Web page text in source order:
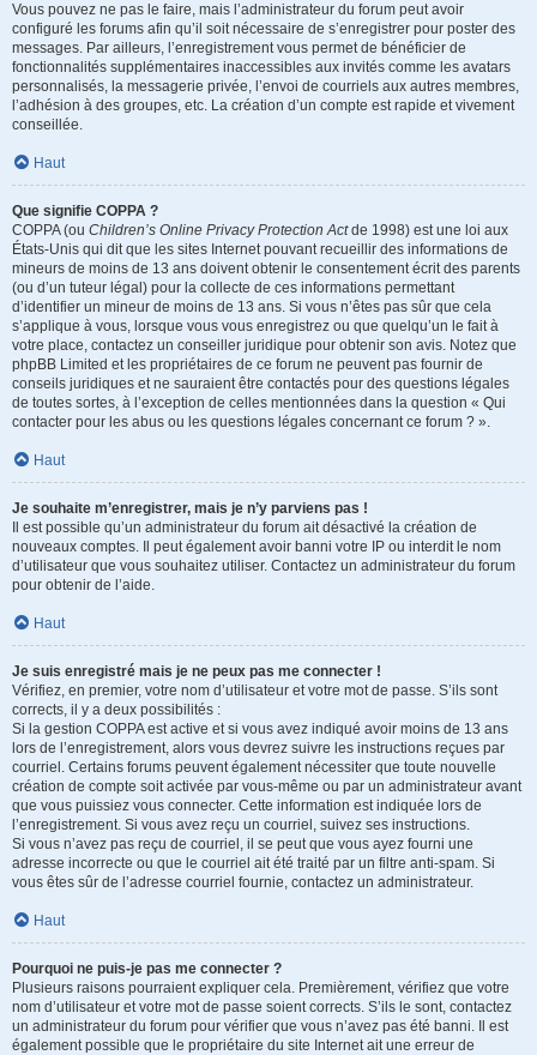
Vous pouvez ne pas le faire, mais l’administrateur du forum peut avoir
configuré les forums afin qu’il soit nécessaire de s’enregistrer pour poster des
messages. Par ailleurs, l’enregistrement vous permet de bénéficier de
fonctionnalités supplémentaires inaccessibles aux invités comme les avatars
personnalisés, la messagerie privée, l’envoi de courriels aux autres membres,
l’adhésion à des groupes, etc. La création d’un compte est rapide et vivement
conseillée.
Haut
Que signifie COPPA ?
COPPA (ou Children’s Online Privacy Protection Actde 1998) est une loi aux
États-Unis qui dit que les sites Internet pouvant recueillir des informations de
mineurs de moins de 13 ans doivent obtenir le consentement écrit des parents
(ou d’un tuteur légal) pour la collecte de ces informations permettant
d’identifier un mineur de moins de 13 ans. Si vous n’êtes pas sûr que cela
s’applique à vous, lorsque vous vous enregistrez ou que quelqu’un le fait à
votre place, contactez un conseiller juridique pour obtenir son avis. Notez que
phpBB Limited et les propriétaires de ce forum ne peuvent pas fournir de
conseils juridiques et ne sauraient être contactés pour des questions légales
de toutes sortes, à l’exception de celles mentionnées dans la question « Qui
contacter pour les abus ou les questions légales concernant ce forum ? ».
Haut
Je souhaite m’enregistrer, mais je n’y parviens pas !
Il est possible qu’un administrateur du forum ait désactivé la création de
nouveaux comptes. Il peut également avoir banni votre IP ou interdit le nom
d’utilisateur que vous souhaitez utiliser. Contactez un administrateur du forum
pour obtenir de l’aide.
Haut
Je suis enregistré mais je ne peux pas me connecter !
Vérifiez, en premier, votre nom d’utilisateur et votre mot de passe. S’ils sont
corrects, il y a deux possibilités :
Si la gestion COPPA est active et si vous avez indiqué avoir moins de 13 ans
lors de l’enregistrement, alors vous devrez suivre les instructions reçues par
courriel. Certains forums peuvent également nécessiter que toute nouvelle
création de compte soit activée par vous-même ou par un administrateur avant
que vous puissiez vous connecter. Cette information est indiquée lors de
l’enregistrement. Si vous avez reçu un courriel, suivez ses instructions.
Si vous n’avez pas reçu de courriel, il se peut que vous ayez fourni une
adresse incorrecte ou que le courriel ait été traité par un filtre anti-spam. Si
vous êtes sûr de l’adresse courriel fournie, contactez un administrateur.
Haut
Pourquoi ne puis-je pas me connecter ?
Plusieurs raisons pourraient expliquer cela. Premièrement, vérifiez que votre
nom d’utilisateur et votre mot de passe soient corrects. S’ils le sont, contactez
un administrateur du forum pour vérifier que vous n’avez pas été banni. Il est
également possible que le propriétaire du site Internet ait une erreur de